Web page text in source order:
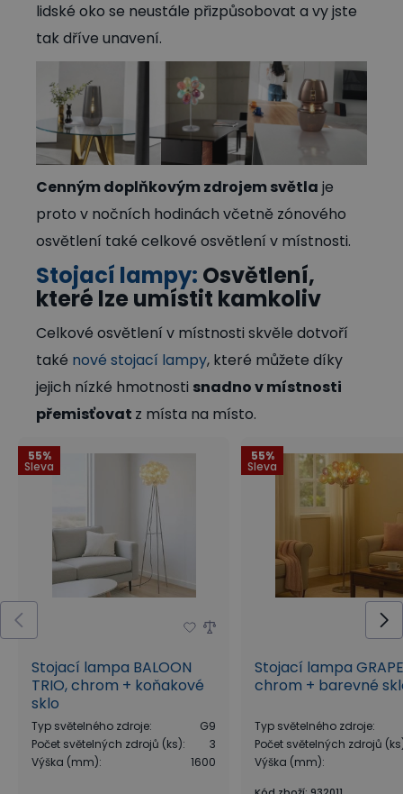
lidské oko se neustále přizpůsobovat a vy jste
tak dříve unavení.
Cenným doplňkovým zdrojem světla je
proto v nočních hodinách včetně zónového
osvětlení také celkové osvětlení v místnosti.
Stojací lampy: Osvětlení,
které lze umístit kamkoliv
Celkové osvětlení v místnosti skvěle dotvoří
také nové stojací lampy, které můžete díky
jejich nízké hmotnosti snadno v místnosti
přemisťovat z místa na místo.
55%
Sleva
Stojací lampa BALOON
TRIO, chrom + koňakové
sklo
Typ světelného zdroje:
G9
Počet světelných zdrojů (ks):
3
Výška (mm): 1600
55%
Sleva
Stojací lampa
chrom + barevné
Typ světelného zdroje:
Počet světelných zdrojů
Výška (mm):